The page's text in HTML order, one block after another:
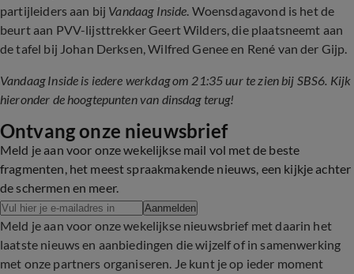
partijleiders aan bij Vandaag Inside. Woensdagavond is het de
beurt aan PVV-lijsttrekker Geert Wilders, die plaatsneemt aan
de tafel bij Johan Derksen, Wilfred Genee en René van der Gijp.
Vandaag Inside is iedere werkdag om 21:35 uur te zien bij SBS6. Kijk
hieronder de hoogtepunten van dinsdag terug!
Ontvang onze nieuwsbrief
Meld je aan voor onze wekelijkse mail vol met de beste
fragmenten, het meest spraakmakende nieuws, een kijkje achter
de schermen en meer.
Aanmelden
Meld je aan voor onze wekelijkse nieuwsbrief met daarin het
laatste nieuws en aanbiedingen die wijzelf of in samenwerking
met onze partners organiseren. Je kunt je op ieder moment